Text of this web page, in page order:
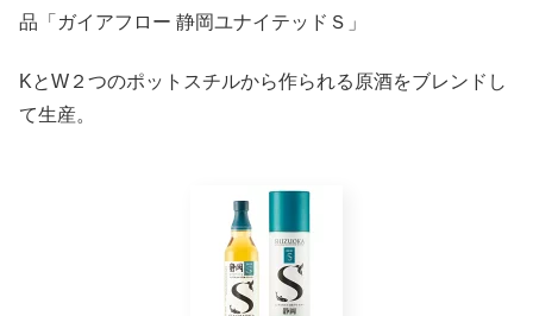
品「ガイアフロー 静岡ユナイテッドＳ」
KとW２つのポットスチルから作られる原酒をブレンドし
て生産。